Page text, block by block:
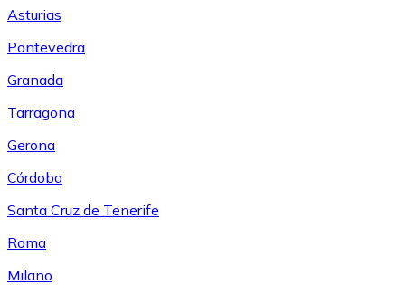
Asturias
Pontevedra
Granada
Tarragona
Gerona
Córdoba
Santa Cruz de Tenerife
Roma
Milano